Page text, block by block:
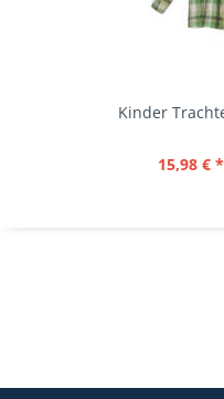
15,98 € *